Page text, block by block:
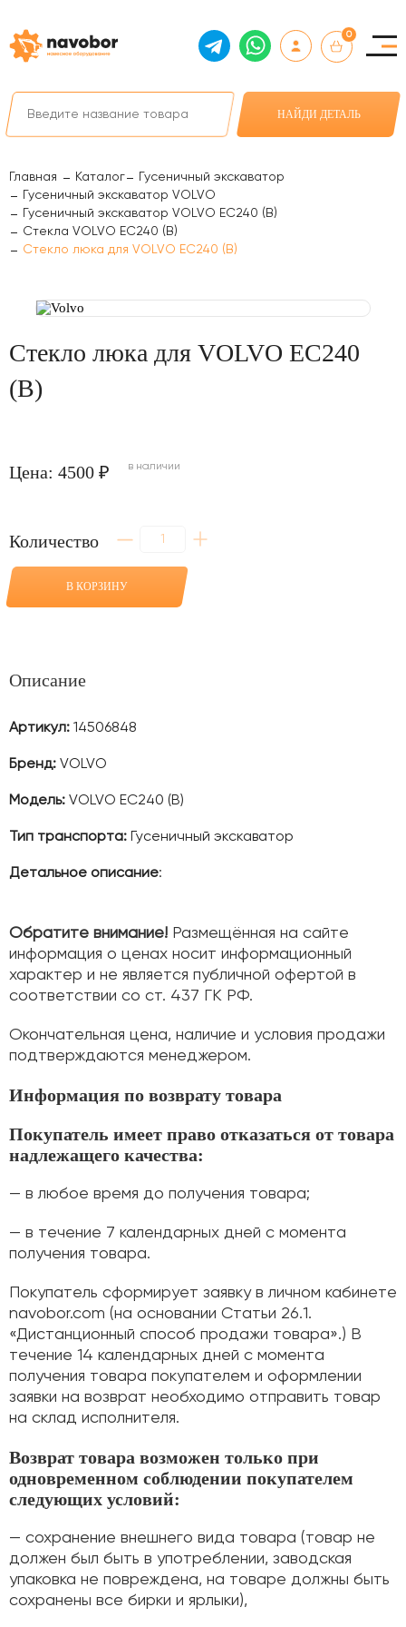
0
НАЙДИ ДЕТАЛЬ
Главная Каталог
Гусеничный экскаватор
Гусеничный экскаватор VOLVO
Гусеничный экскаватор VOLVO EC240 (B)
Стекла VOLVO EC240 (B)
Стекло люка для VOLVO EC240 (B)
Стекло люка для VOLVO EC240
(B)
Цена: 4500 ₽ в наличии
Количество
Количество
люка
В КОРЗИНУ
Описание
Артикул: 14506848
Бренд: VOLVO
Модель: VOLVO EC240 (B)
Тип транспорта: Гусеничный экскаватор
Детальное описание:
Обратите внимание! Размещённая на сайте
информация о ценах носит информационный
характер и не является публичной офертой в
соответствии со ст. 437 ГК РФ.
Окончательная цена, наличие и условия продажи
подтверждаются менеджером.
Информация по возврату товара
Покупатель имеет право отказаться от товара
надлежащего качества:
— в любое время до получения товара;
— в течение 7 календарных дней с момента
получения товара.
Покупатель сформирует заявку в личном кабинете
navobor.com (на основании Статьи 26.1.
«Дистанционный способ продажи товара».) В
течение 14 календарных дней с момента
получения товара покупателем и оформлении
заявки на возврат необходимо отправить товар
на склад исполнителя.
Возврат товара возможен только при
одновременном соблюдении покупателем
следующих условий:
— сохранение внешнего вида товара (товар не
должен был быть в употреблении, заводская
упаковка не повреждена, на товаре должны быть
сохранены все бирки и ярлыки),